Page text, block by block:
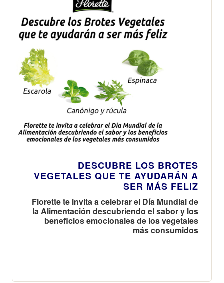
DESCUBRE LOS BROTES
VEGETALES QUE TE AYUDARÁN A
SER MÁS FELIZ
Florette te invita a celebrar el Día Mundial de
la Alimentación descubriendo el sabor y los
beneficios emocionales de los vegetales
más consumidos